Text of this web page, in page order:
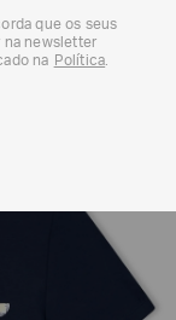
que os seus
na newsletter
na Política.